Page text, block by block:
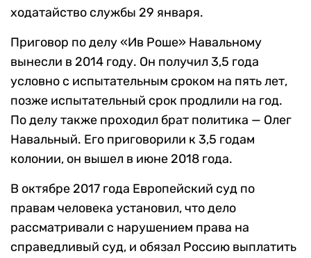
ходатайство службы 29 января.
Приговор по делу «Ив Роше» Навальному
вынесли в 2014 году. Он получил 3,5 года
условно с испытательным сроком на пять лет,
позже испытательный срок продлили на год.
По делу также проходил брат политика — Олег
Навальный. Его приговорили к 3,5 годам
колонии, он вышел в июне 2018 года.
В октябре 2017 года Европейский суд по
правам человека установил, что дело
рассматривали с нарушением права на
справедливый суд, и обязал Россию выплатить